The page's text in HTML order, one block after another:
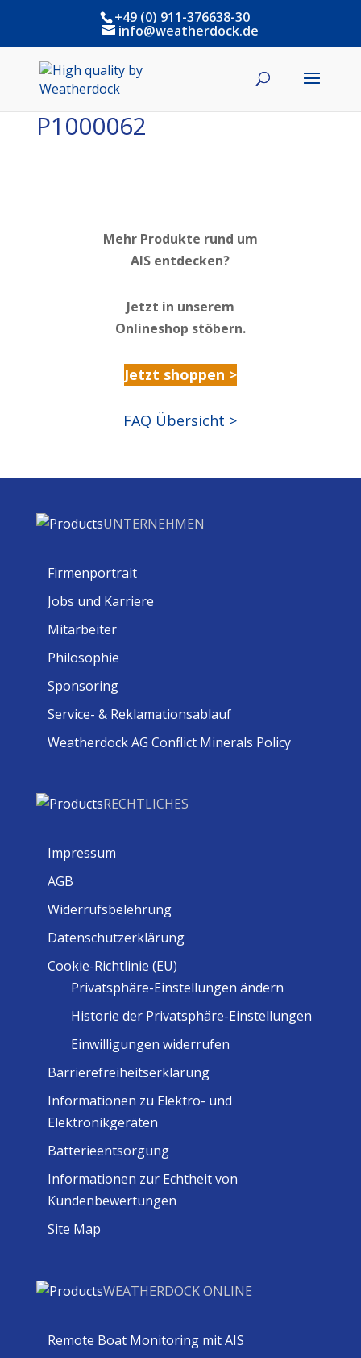
+49 (0) 911-376638-30
info@weatherdock.de
P1000062
Mehr Produkte rund um
AIS entdecken?
Jetzt in unserem
Onlineshop stöbern.
Jetzt shoppen >
FAQ Übersicht >
UNTERNEHMEN
Firmenportrait
Jobs und Karriere
Mitarbeiter
Philosophie
Sponsoring
Service- & Reklamationsablauf
Weatherdock AG Conflict Minerals Policy
RECHTLICHES
Impressum
AGB
Widerrufsbelehrung
Datenschutzerklärung
Cookie-Richtlinie (EU)
Privatsphäre-Einstellungen ändern
Historie der Privatsphäre-Einstellungen
Einwilligungen widerrufen
Barrierefreiheitserklärung
Informationen zu Elektro- und
Elektronikgeräten
Batterieentsorgung
Informationen zur Echtheit von
Kundenbewertungen
Site Map
WEATHERDOCK ONLINE
Remote Boat Monitoring mit AIS